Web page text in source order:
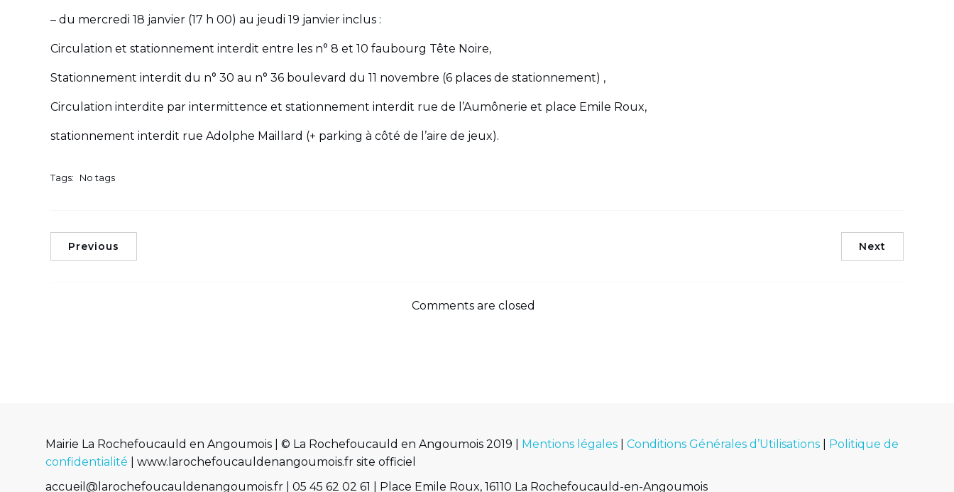
– du mercredi 18 janvier (17 h 00) au jeudi 19 janvier inclus :
Circulation et stationnement interdit entre les n° 8 et 10 faubourg Tête Noire,
Stationnement interdit du n° 30 au n° 36 boulevard du 11 novembre (6 places de stationnement) ,
Circulation interdite par intermittence et stationnement interdit rue de l’Aumônerie et place Emile Roux,
stationnement interdit rue Adolphe Maillard (+ parking à côté de l’aire de jeux).
Tags: No tags
Previous Next
Comments are closed
Mairie La Rochefoucauld en Angoumois | © La Rochefoucauld en Angoumois 2019 | Mentions légales Conditions Générales d’Utilisations
Politique de
confidentialité | www.larochefoucauldenangoumois.fr site officiel
accueil@larochefoucauldenangoumois.fr | 05 45 62 02 61 | Place Emile Roux, 16110 La Rochefoucauld-en-Angoumois